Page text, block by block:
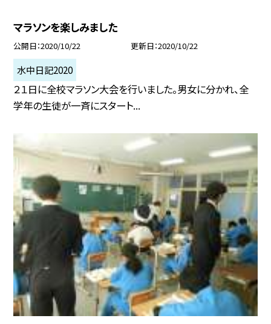
マラソンを楽しみました
公開日 2020/10/22 更新日 2020/10/22
水中日記2020
２１日に全校マラソン大会を行いました。男女に分かれ、全
学年の生徒が一斉にスタート...